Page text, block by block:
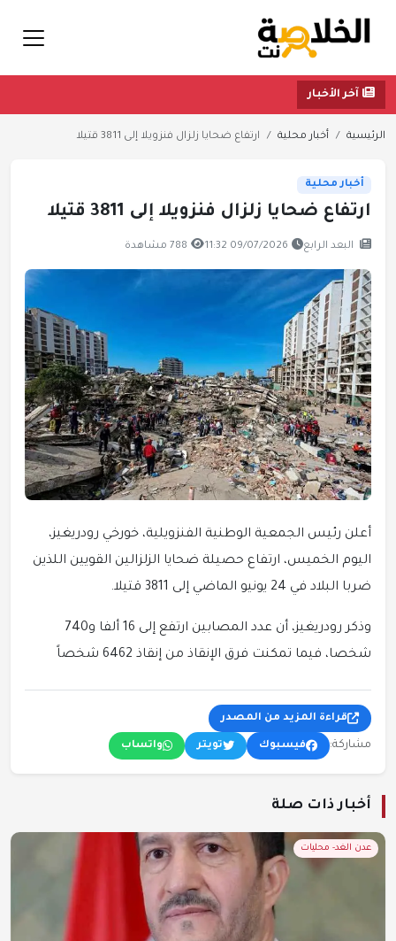
آخر الأخبار
الرئيسية أخبار محلية ارتفاع ضحايا زلزال فنزويلا إلى 3811 قتيلا
أخبار محلية
ارتفاع ضحايا زلزال فنزويلا إلى 3811 قتيلا
البعد الرابع 09/07/2026 11:32 788 مشاهدة
أعلن رئيس الجمعية الوطنية الفنزويلية، خورخي رودريغيز،
اليوم الخميس، ارتفاع حصيلة ضحايا الزلزالين القويين اللذين
ضربا البلاد في 24 يونيو الماضي إلى 3811 قتيلا.
وذكر رودريغيز، أن عدد المصابين ارتفع إلى 16 ألفا و740
شخصا، فيما تمكنت فرق الإنقاذ من إنقاذ 6462 شخصاً
قراءة المزيد من المصدر
مشاركة: فيسبوك تويتر واتساب
أخبار ذات صلة
عدن الغد- محليات